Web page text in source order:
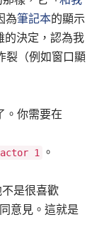
為筆記本的顯示
決定，認為我
裂（例如窗口顯
。你需要在
1 。
是很喜歡
意見。這就是